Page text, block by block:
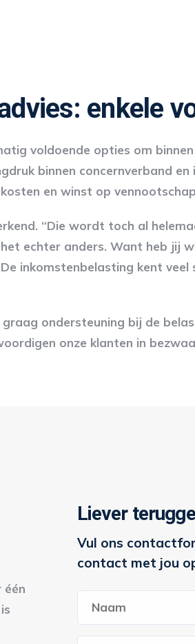
enkele
voldoende opties om
binnen concernverband en
en winst op
“Die wordt toch al
echter anders. Want heb jij
inkomstenbelasting kent
ondersteuning bij de
onze klanten in
één
Liever
Vul ons
contact met jou
Voornaam